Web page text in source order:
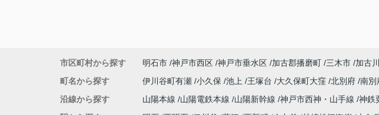
市区町村から探す 明石市 神戸市西区 神戸市垂水区 加古郡播磨町 三木市 加古
町名から探す
伊川谷町有瀬 小久保 池上 王塚台 大久保町大窪 北別府 南別
沿線から探す
山陽本線 山陽電鉄本線 山陽新幹線 神戸市西神・山手線 神鉄